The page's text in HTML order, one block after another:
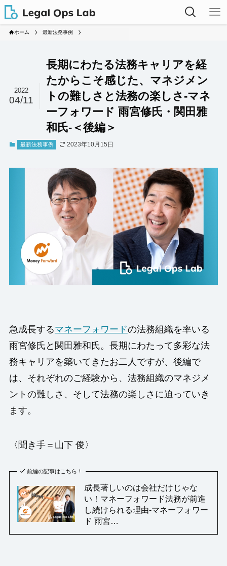
ホーム 最新法務事例
長期にわたる法務キャリアを経
たからこそ感じた、マネジメン
トの難しさと法務の楽しさ-マネ
ーフォワード 雨宮修氏・関田雅
和氏-＜後編＞
2022
04/11
最新法務事例 2023年10月15日
急成長するマネーフォワードの法務組織を率いる
雨宮修氏と関田雅和氏。長期にわたって多彩な法
務キャリアを築いてきたお二人ですが、後編で
は、それぞれのご経験から、法務組織のマネジメ
ントの難しさ、そして法務の楽しさに迫っていき
ます。
〈聞き手＝山下 俊〉
前編の記事はこちら！
成長著しいのは会社だけじゃな
い！マネーフォワード法務が前進
し続けられる理由-マネーフォワー
ド 雨宮…